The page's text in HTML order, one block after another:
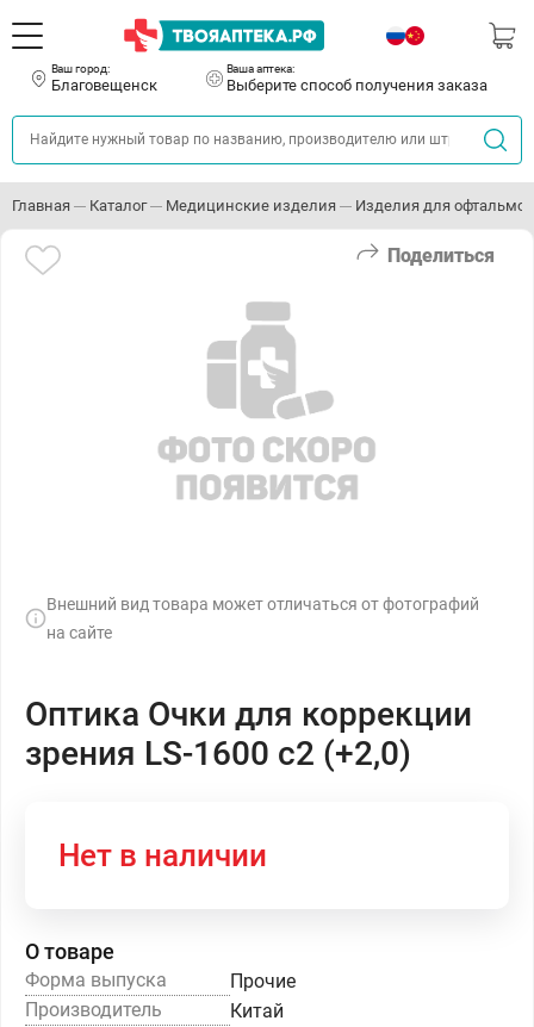
Ваш город:
Благовещенск
Ваша аптека:
Выберите способ получения заказа
Главная Каталог Медицинские изделия Изделия для
Поделиться
Внешний вид товара может отличаться от фотографий
на сайте
Оптика Очки для коррекции
зрения LS-1600 с2 (+2,0)
Нет в наличии
О товаре
Форма выпуска
Прочие
Производитель
Китай